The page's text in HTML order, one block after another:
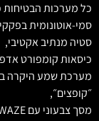
כל מערכות הבטיחות
סמי-אוטונומית
סטיה מנתיב אקטיבי,
כיסאות קומפורט
״קופצים״,
מסך צבעוני עם WAZE מובנה, כניסה והתנעה ללא מפתח,